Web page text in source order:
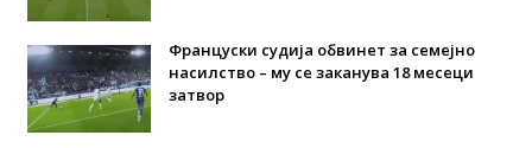
Француски судија обвинет за семејно
насилство – му се заканува 18 месеци
затвор